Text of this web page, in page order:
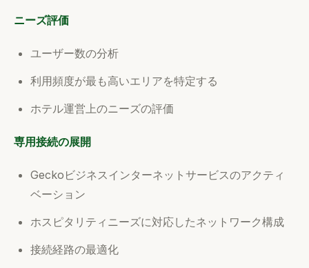
ニーズ評価
ユーザー数の分析
利用頻度が最も高いエリアを特定する
ホテル運営上のニーズの評価
専用接続の展開
Geckoビジネスインターネットサービスのアクティ
ベーション
ホスピタリティニーズに対応したネットワーク構成
接続経路の最適化